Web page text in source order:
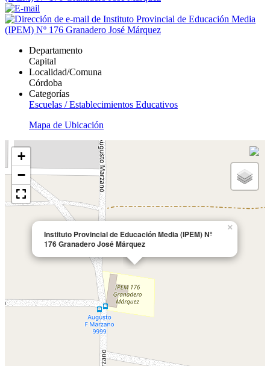
Departamento
Capital
Localidad/Comuna
Córdoba
Categorías
Escuelas / Establecimientos Educativos
Mapa de Ubicación
Instituto Provincial de Educación Media (IPEM) Nº
176 Granadero José Márquez
×
+
−